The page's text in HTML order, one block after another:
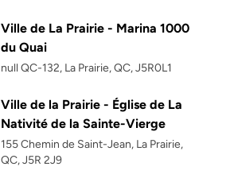
Ville de La Prairie - Marina 1000
du Quai
null QC-132, La Prairie, QC, J5R0L1
Ville de la Prairie - Église de La
Nativité de la Sainte-Vierge
155 Chemin de Saint-Jean, La Prairie,
QC, J5R 2J9